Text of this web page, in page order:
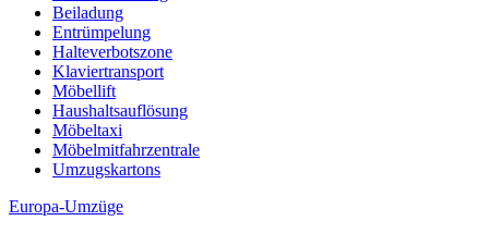
Beiladung
Entrümpelung
Halteverbotszone
Klaviertransport
Möbellift
Haushaltsauflösung
Möbeltaxi
Möbelmitfahrzentrale
Umzugskartons
Europa-Umzüge